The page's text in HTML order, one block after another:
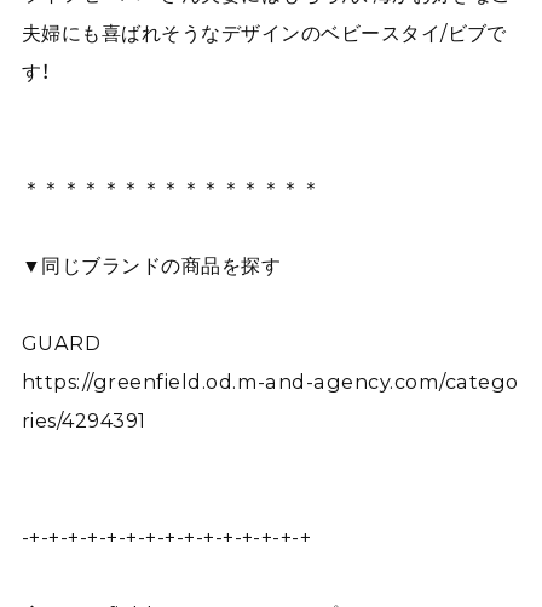
夫婦にも喜ばれそうなデザインのベビースタイ/ビブで
す！
＊＊＊＊＊＊＊＊＊＊＊＊＊＊＊
▼同じブランドの商品を探す
GUARD
https://greenfield.od.m-and-agency.com/catego
ries/4294391
-+-+-+-+-+-+-+-+-+-+-+-+-+-+-+